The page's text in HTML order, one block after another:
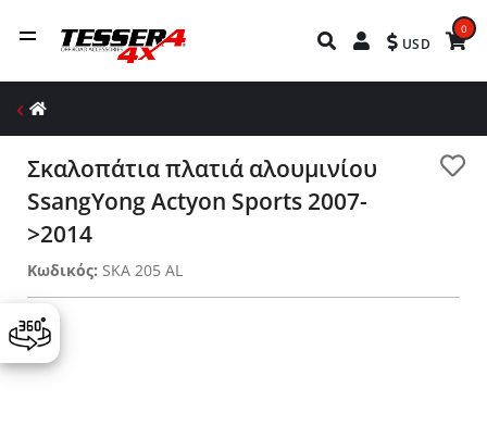
USD
0
Σκαλοπάτια πλατιά αλουμινίου
SsangYong Actyon Sports 2007-
>2014
Κωδικός: SKA 205 AL